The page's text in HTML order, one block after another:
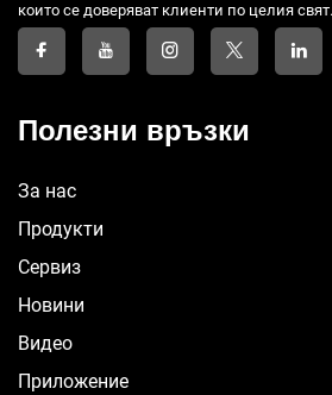
които се доверяват клиенти по целия
Полезни връзки
За нас
Продукти
Сервиз
Новини
Видео
Приложение